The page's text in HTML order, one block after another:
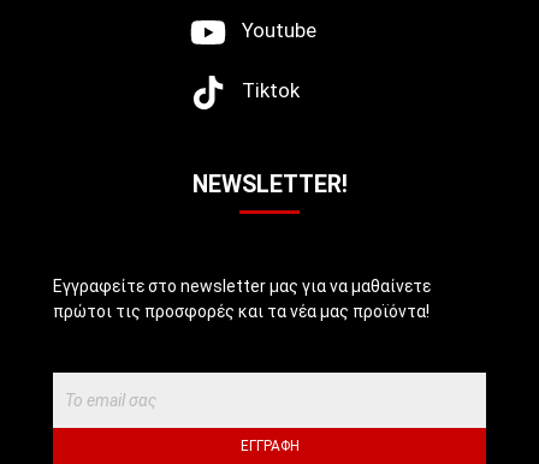
Youtube
Tiktok
NEWSLETTER!
Εγγραφείτε στο newsletter μας για να μαθαίνετε
πρώτοι τις προσφορές και τα νέα μας προϊόντα!
ΕΓΓΡΑΦΉ